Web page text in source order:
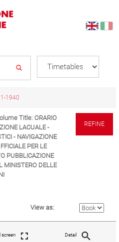
1940
Title: ORARIO
LACUALE -
- NAVIGAZIONE
PER LE
PUBBLICAZIONE
MINISTERO DELLE
REFINE
View as:
screen Detail